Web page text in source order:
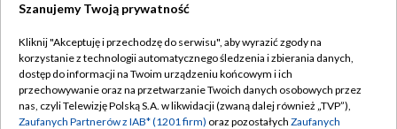
TVP
Abonament TVP
Emisja w TVP
Regulamin TVP
Polityka prywatności
Szanujemy Twoją prywatność
Kliknij "Akceptuję i przechodzę do serwisu", aby wyrazić zgody na
korzystanie z technologii automatycznego śledzenia i zbierania danych,
dostęp do informacji na Twoim urządzeniu końcowym i ich
przechowywanie oraz na przetwarzanie Twoich danych osobowych przez
nas, czyli Telewizję Polską S.A. w likwidacji (zwaną dalej również „TVP”),
Zaufanych Partnerów z IAB* (1201 firm) oraz pozostałych Zaufanych